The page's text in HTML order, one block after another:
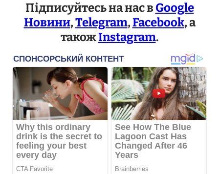
Підписуйтесь на нас вGoogle
Новини,Telegram,Facebook, а
такожInstagram.